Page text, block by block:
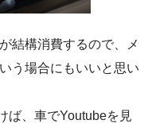
結構消費するので、メ
う場合にもいいと思い
ば、車でYoutubeを見